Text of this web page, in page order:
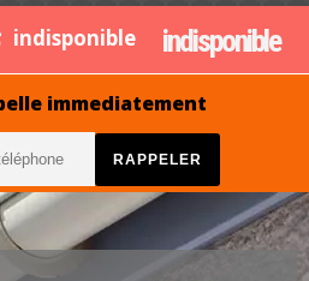
indisponible indisponible
immediatement